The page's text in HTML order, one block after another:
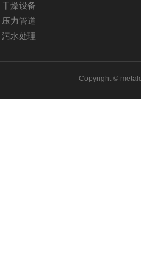
干燥设备
压力管道
污水处理
Copyright ©